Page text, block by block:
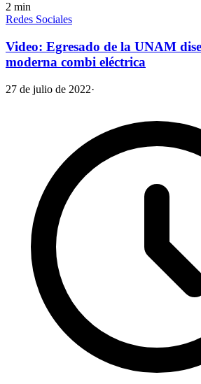
2 min
Redes Sociales
Video: Egresado de la UNAM
moderna combi eléctrica
27 de julio de 2022·